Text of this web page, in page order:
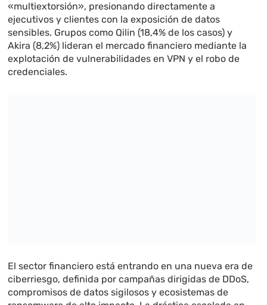
«multiextorsión», presionando directamente a
ejecutivos y clientes con la exposición de datos
sensibles. Grupos como Qilin (18,4% de los casos) y
Akira (8,2%) lideran el mercado financiero mediante la
explotación de vulnerabilidades en VPN y el robo de
credenciales.
El sector financiero está entrando en una nueva era de
ciberriesgo, definida por campañas dirigidas de DDoS,
compromisos de datos sigilosos y ecosistemas de